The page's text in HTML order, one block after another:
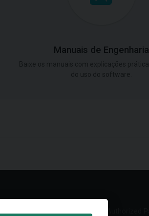
Manuais de Engenharia